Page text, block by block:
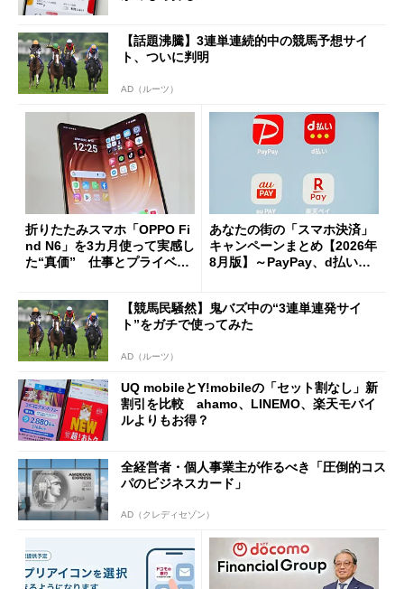
【話題沸騰】3連単連続的中の競馬予想サイ
ト、ついに判明
AD（ルーツ）
折りたたみスマホ「OPPO Fi
nd N6」を3カ月使って実感し
た“真価” 仕事とプライベー
あなたの街の「スマホ決済」
キャンペーンまとめ【2026年
8月版】～PayPay、d払い、a
【競馬民騒然】鬼バズ中の“3連単連発サイ
ト”をガチで使ってみた
AD（ルーツ）
UQ mobileとY!mobileの「セット割なし」新
割引を比較 ahamo、LINEMO、楽天モバイ
ルよりもお得？
全経営者・個人事業主が作るべき「圧倒的コス
パのビジネスカード」
AD（クレディセゾン）